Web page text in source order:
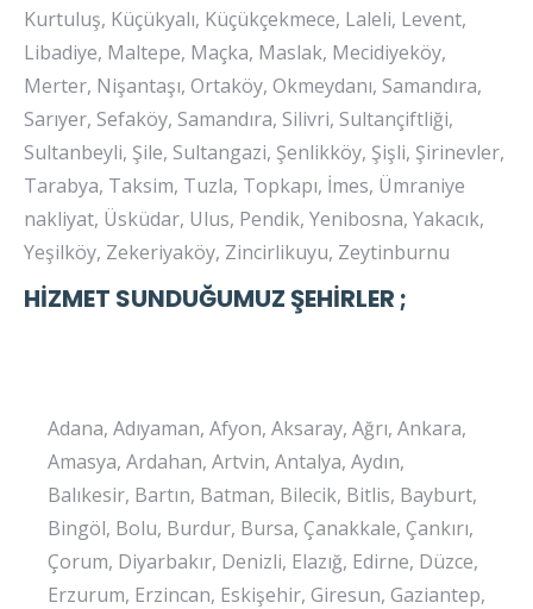
Kurtuluş, Küçükyalı, Küçükçekmece, Laleli, Levent,
Libadiye, Maltepe, Maçka, Maslak, Mecidiyeköy,
Merter, Nişantaşı, Ortaköy, Okmeydanı, Samandıra,
Sarıyer, Sefaköy, Samandıra, Silivri, Sultançiftliği,
Sultanbeyli, Şile, Sultangazi, Şenlikköy, Şişli, Şirinevler,
Tarabya, Taksim, Tuzla, Topkapı, İmes, Ümraniye
nakliyat, Üsküdar, Ulus, Pendik, Yenibosna, Yakacık,
Yeşilköy, Zekeriyaköy, Zincirlikuyu, Zeytinburnu
HİZMET SUNDUĞUMUZ ŞEHİRLER ;
Adana, Adıyaman, Afyon, Aksaray, Ağrı, Ankara,
Amasya, Ardahan, Artvin, Antalya, Aydın,
Balıkesir, Bartın, Batman, Bilecik, Bitlis, Bayburt,
Bingöl, Bolu, Burdur, Bursa, Çanakkale, Çankırı,
Çorum, Diyarbakır, Denizli, Elazığ, Edirne, Düzce,
Erzurum, Erzincan, Eskişehir, Giresun, Gaziantep,